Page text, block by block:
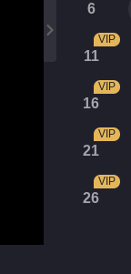
6
11
VIP
16
VIP
21
VIP
26
VIP